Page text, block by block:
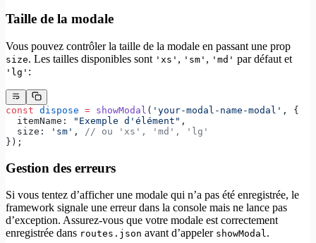
Taille de la modale
Vous pouvez contrôler la taille de la modale en passant une prop
size. Les tailles disponibles sont 'xs' , 'sm' , 'md' par défaut et
'lg' :
const dispose = showModal ( 'your-modal-name-modal' , {
  itemName:
"Exemple d'élément" ,
  size:
'sm' ,
// ou 'xs', 'md', 'lg'
});
Gestion des erreurs
Si vous tentez d’afficher une modale qui n’a pas été enregistrée, le
framework signale une erreur dans la console mais ne lance pas
d’exception. Assurez-vous que votre modale est correctement
enregistrée dans routes.json avant d’appeler showModal.